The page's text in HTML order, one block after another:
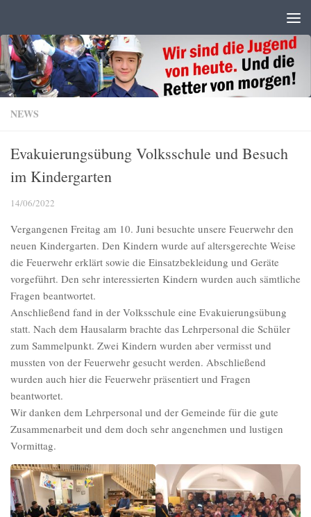
NEWS
Evakuierungsübung Volksschule und Besuch
im Kindergarten
14/06/2022
Vergangenen Freitag am 10. Juni besuchte unsere Feuerwehr den
neuen Kindergarten. Den Kindern wurde auf altersgerechte Weise
die Feuerwehr erklärt sowie die Einsatzbekleidung und Geräte
vorgeführt. Den sehr interessierten Kindern wurden auch sämtliche
Fragen beantwortet.
Anschließend fand in der Volksschule eine Evakuierungsübung
statt. Nach dem Hausalarm brachte das Lehrpersonal die Schüler
zum Sammelpunkt. Zwei Kindern wurden aber vermisst und
mussten von der Feuerwehr gesucht werden. Abschließend
wurden auch hier die Feuerwehr präsentiert und Fragen
beantwortet.
Wir danken dem Lehrpersonal und der Gemeinde für die gute
Zusammenarbeit und dem doch sehr angenehmen und lustigen
Vormittag.